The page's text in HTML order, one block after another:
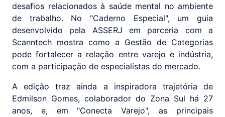
desafios relacionados à saúde mental no ambiente
de trabalho. No "Caderno Especial", um guia
desenvolvido pela ASSERJ em parceria com a
Scanntech mostra como a Gestão de Categorias
pode fortalecer a relação entre varejo e indústria,
com a participação de especialistas do mercado.
A edição traz ainda a inspiradora trajetória de
Edmilson Gomes, colaborador do Zona Sul há 27
anos, e, em "Conecta Varejo", as principais